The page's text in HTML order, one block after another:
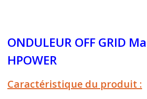
ONDULEUR OFF GRID
HPOWER
Caractéristique du produit :